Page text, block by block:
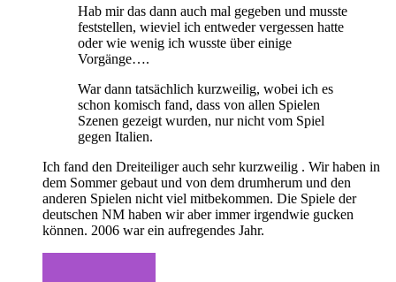
Hab mir das dann auch mal gegeben und musste
feststellen, wieviel ich entweder vergessen hatte
oder wie wenig ich wusste über einige
Vorgänge….
War dann tatsächlich kurzweilig, wobei ich es
schon komisch fand, dass von allen Spielen
Szenen gezeigt wurden, nur nicht vom Spiel
gegen Italien.
Ich fand den Dreiteiliger auch sehr kurzweilig . Wir haben in
dem Sommer gebaut und von dem drumherum und den
anderen Spielen nicht viel mitbekommen. Die Spiele der
deutschen NM haben wir aber immer irgendwie gucken
können. 2006 war ein aufregendes Jahr.